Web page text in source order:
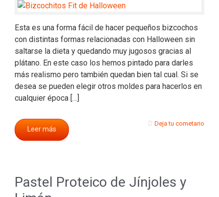
Esta es una forma fácil de hacer pequeños bizcochos
con distintas formas relacionadas con Halloween sin
saltarse la dieta y quedando muy jugosos gracias al
plátano. En este caso los hemos pintado para darles
más realismo pero también quedan bien tal cual. Si se
desea se pueden elegir otros moldes para hacerlos en
cualquier época […]
Leer más
Deja tu cometario
Pastel Proteico de Jínjoles y